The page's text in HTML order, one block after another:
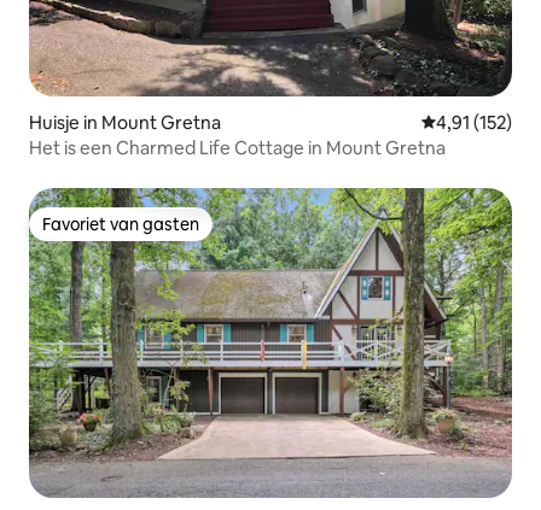
Huisje in Mount Gretna Gemiddelde
4,91 (152)
Het is een Charmed Life Cottage in Mount Gretna
Favoriet van gasten
Favoriet van gasten